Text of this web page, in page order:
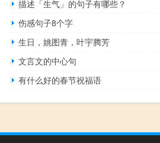
描述「生气」的句子有哪些？
伤感句子8个字
生日，姚图青，叶宇腾芳
文言文的中心句
有什么好的春节祝福语